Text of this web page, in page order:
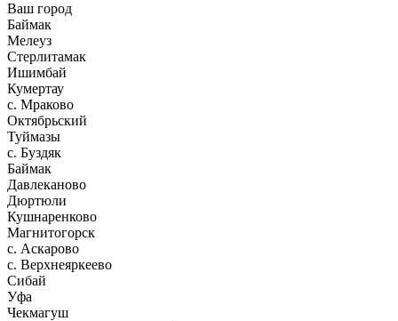
Ваш город
Баймак
Мелеуз
Стерлитамак
Ишимбай
Кумертау
c. Мраково
Октябрьский
Туймазы
c. Буздяк
Баймак
Давлеканово
Дюртюли
Кушнаренково
Магнитогорск
с. Аскарово
с. Верхнеяркеево
Сибай
Уфа
Чекмагуш